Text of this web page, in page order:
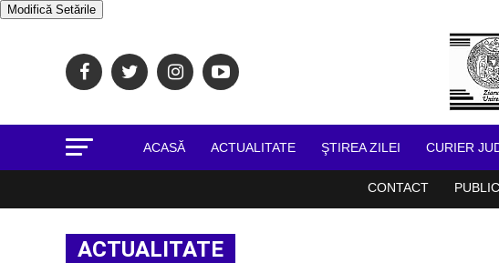
Modifică Setările
ACASĂ ACTUALITATE ŞTIREA ZILEI CURIER
CONTACT
ACTUALITATE